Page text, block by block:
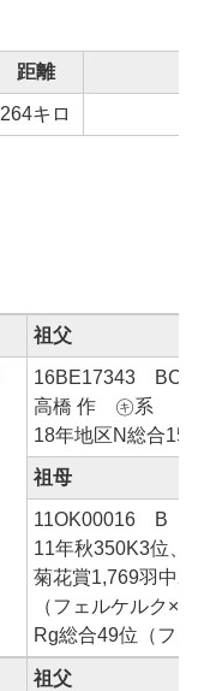
距離
264キロ
祖父
16BE17343 BC
高橋 作 ㋖系
18年地区N総合15
祖母
11OK00016 B
11年秋350K3位、
菊花賞1,769羽中
（フェルケルク×
Rg総合49位（フ
祖父